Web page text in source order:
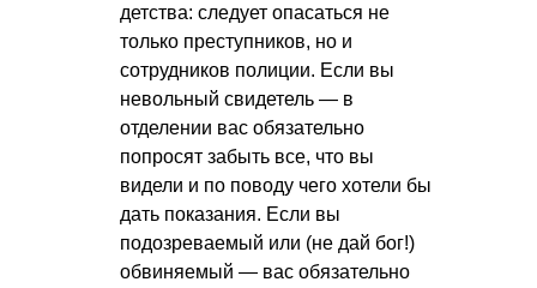
детства: следует опасаться не
только преступников, но и
сотрудников полиции. Если вы
невольный свидетель — в
отделении вас обязательно
попросят забыть все, что вы
видели и по поводу чего хотели бы
дать показания. Если вы
подозреваемый или (не дай бог!)
обвиняемый — вас обязательно